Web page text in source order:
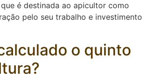
é destinada ao apicultor como
pelo seu trabalho e investimento
o quinto